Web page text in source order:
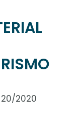
2020